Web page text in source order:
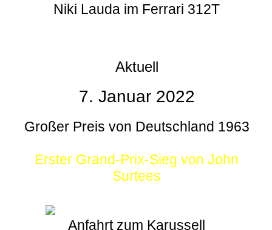
Niki Lauda im Ferrari 312T
Aktuell
7. Januar 2022
Großer Preis von Deutschland 1963
Erster Grand-Prix-Sieg von John
Surtees
Anfahrt zum Karussell